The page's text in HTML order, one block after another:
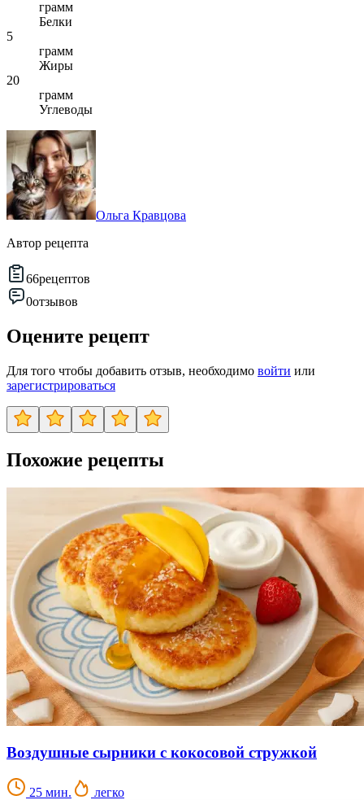
грамм
Белки
5
грамм
Жиры
20
грамм
Углеводы
Ольга Кравцова
Автор рецепта
66рецептов
0отзывов
Оцените рецепт
Для того чтобы добавить отзыв, необходимо войти или
зарегистрироваться
Похожие рецепты
Воздушные сырники с кокосовой стружкой
25 мин. легко